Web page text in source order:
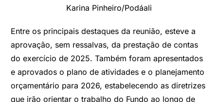
Karina Pinheiro/Podáali
Entre os principais destaques da reunião, esteve a
aprovação, sem ressalvas, da prestação de contas
do exercício de 2025. Também foram apresentados
e aprovados o plano de atividades e o planejamento
orçamentário para 2026, estabelecendo as diretrizes
que irão orientar o trabalho do Fundo ao longo de